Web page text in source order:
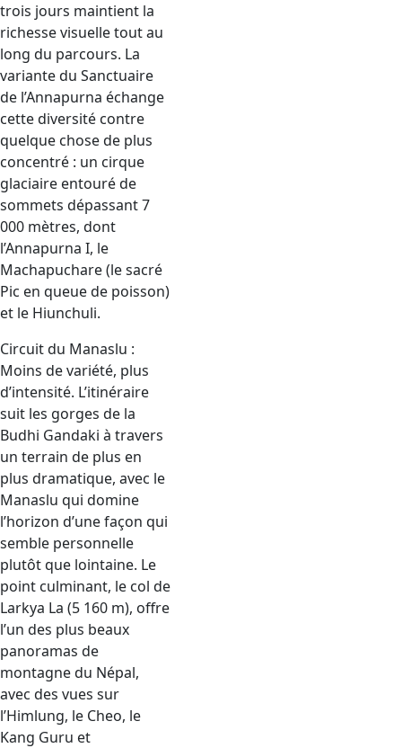
trois jours maintient la
richesse visuelle tout au
long du parcours. La
variante du Sanctuaire
de l’Annapurna échange
cette diversité contre
quelque chose de plus
concentré : un cirque
glaciaire entouré de
sommets dépassant 7
000 mètres, dont
l’Annapurna I, le
Machapuchare (le sacré
Pic en queue de poisson)
et le Hiunchuli.
Circuit du Manaslu :
Moins de variété, plus
d’intensité. L’itinéraire
suit les gorges de la
Budhi Gandaki à travers
un terrain de plus en
plus dramatique, avec le
Manaslu qui domine
l’horizon d’une façon qui
semble personnelle
plutôt que lointaine. Le
point culminant, le col de
Larkya La (5 160 m), offre
l’un des plus beaux
panoramas de
montagne du Népal,
avec des vues sur
l’Himlung, le Cheo, le
Kang Guru et